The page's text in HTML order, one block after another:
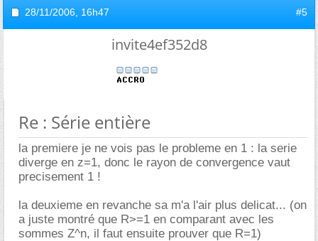
28/11/2006, 16h47 #5
invite4ef352d8
Re : Série entière
la premiere je ne vois pas le probleme en 1 : la serie
diverge en z=1, donc le rayon de convergence vaut
precisement 1 !
la deuxieme en revanche sa m'a l'air plus delicat... (on
a juste montré que R>=1 en comparant avec les
sommes Z^n, il faut ensuite prouver que R=1)